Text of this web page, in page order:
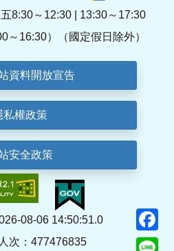
8:30～12:30 | 13:30～17:30
～16:30）（國定假日除外）
資料開放宣告
私權政策
安全政策
08-06 14:50:51.0
次：477476835